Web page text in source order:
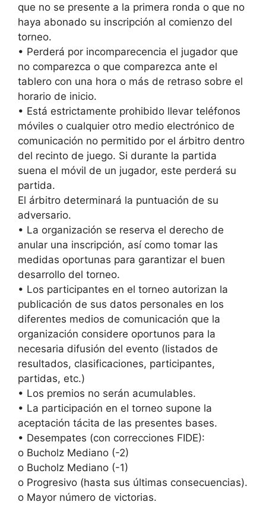
que no se presente a la primera ronda o que no
haya abonado su inscripción al comienzo del
torneo.
• Perderá por incomparecencia el jugador que
no comparezca o que comparezca ante el
tablero con una hora o más de retraso sobre el
horario de inicio.
• Está estrictamente prohibido llevar teléfonos
móviles o cualquier otro medio electrónico de
comunicación no permitido por el árbitro dentro
del recinto de juego. Si durante la partida
suena el móvil de un jugador, este perderá su
partida.
El árbitro determinará la puntuación de su
adversario.
• La organización se reserva el derecho de
anular una inscripción, así como tomar las
medidas oportunas para garantizar el buen
desarrollo del torneo.
• Los participantes en el torneo autorizan la
publicación de sus datos personales en los
diferentes medios de comunicación que la
organización considere oportunos para la
necesaria difusión del evento (listados de
resultados, clasificaciones, participantes,
partidas, etc.)
• Los premios no serán acumulables.
• La participación en el torneo supone la
aceptación tácita de las presentes bases.
• Desempates (con correcciones FIDE):
o Bucholz Mediano (-2)
o Bucholz Mediano (-1)
o Progresivo (hasta sus últimas consecuencias).
o Mayor número de victorias.